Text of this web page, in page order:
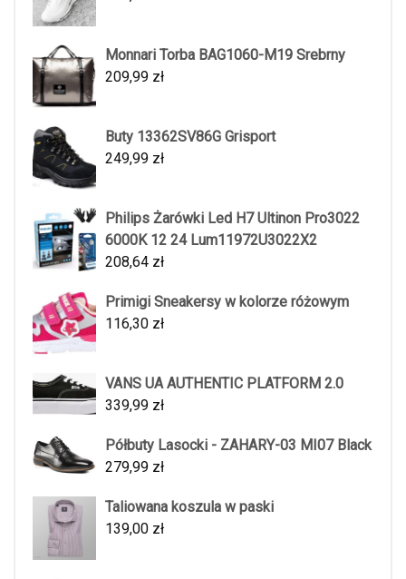
Monnari Torba BAG1060-M19 Srebrny
209,99 zł
Buty 13362SV86G Grisport
249,99 zł
Philips Żarówki Led H7 Ultinon Pro3022
6000K 12 24 Lum11972U3022X2
208,64 zł
Primigi Sneakersy w kolorze różowym
116,30 zł
VANS UA AUTHENTIC PLATFORM 2.0
339,99 zł
Półbuty Lasocki - ZAHARY-03 MI07 Black
279,99 zł
Taliowana koszula w paski
139,00 zł